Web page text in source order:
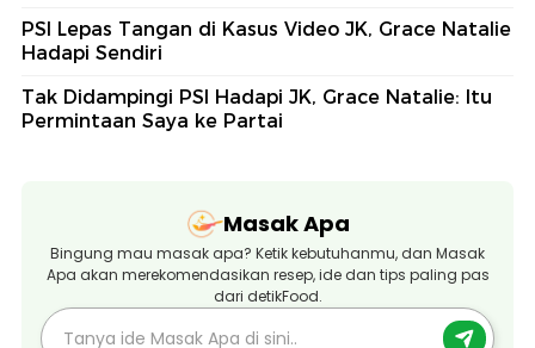
PSI Lepas Tangan di Kasus Video JK, Grace Natalie
Hadapi Sendiri
Tak Didampingi PSI Hadapi JK, Grace Natalie: Itu
Permintaan Saya ke Partai
Masak Apa
Bingung mau masak apa? Ketik kebutuhanmu, dan Masak
Apa akan merekomendasikan resep, ide dan tips paling pas
dari detikFood.